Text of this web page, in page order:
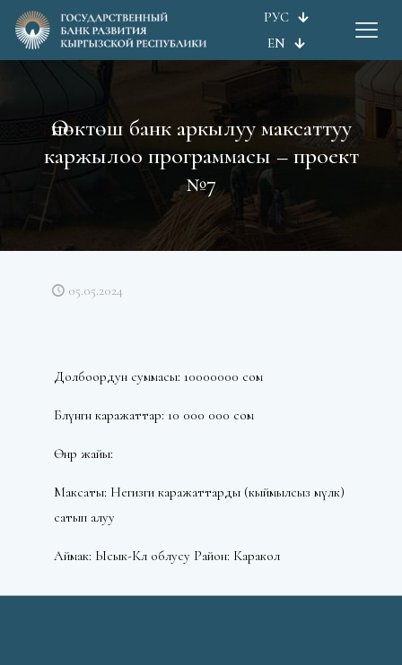
РУС
EN
Өнөктөш банк аркылуу максаттуу
каржылоо программасы – проект
№7
05.05.2024
Долбоордун суммасы: 10000000 сом
Бөлүнгөн каражаттар: 10 000 000 сом
Өнөр жайы:
Максаты: Негизги каражаттарды (кыймылсыз мүлк)
сатып алуу
Аймак: Ысык-Көл облусу Район: Каракол